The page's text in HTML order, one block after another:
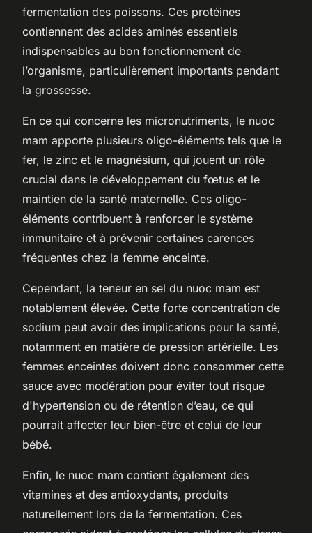
fermentation des poissons. Ces protéines
contiennent des acides aminés essentiels
indispensables au bon fonctionnement de
l’organisme, particulièrement importants pendant
la grossesse.
En ce qui concerne les micronutriments, le nuoc
mam apporte plusieurs oligo-éléments tels que le
fer, le zinc et le magnésium, qui jouent un rôle
crucial dans le développement du fœtus et le
maintien de la santé maternelle. Ces oligo-
éléments contribuent à renforcer le système
immunitaire et à prévenir certaines carences
fréquentes chez la femme enceinte.
Cependant, la teneur en sel du nuoc mam est
notablement élevée. Cette forte concentration de
sodium peut avoir des implications pour la santé,
notamment en matière de pression artérielle. Les
femmes enceintes doivent donc consommer cette
sauce avec modération pour éviter tout risque
d'hypertension ou de rétention d’eau, ce qui
pourrait affecter leur bien-être et celui de leur
bébé.
Enfin, le nuoc mam contient également des
vitamines et des antioxydants, produits
naturellement lors de la fermentation. Ces